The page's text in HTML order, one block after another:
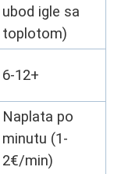
ubod igle sa
toplotom)
6-12+
Naplata po
minutu (1-
2€/min)